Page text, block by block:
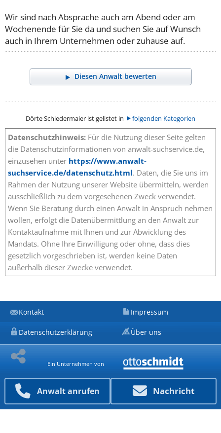
Anwalt anrufen Nachricht
Wir sind nach Absprache auch am Abend oder am
Wochenende für Sie da und suchen Sie auf Wunsch
auch in Ihrem Unternehmen oder zuhause auf.
Diesen Anwalt bewerten
Dörte Schiedermaier ist gelistet in folgenden Kategorien
Datenschutzhinweis: Für die Nutzung dieser Seite gelten
die Datenschutzinformationen von anwalt-suchservice.de,
einzusehen unter https://www.anwalt-
suchservice.de/datenschutz.html. Daten, die Sie uns im
Rahmen der Nutzung unserer Website übermitteln, werden
ausschließlich zu dem vorgesehenen Zweck verwendet.
Wenn Sie Beratung durch einen Anwalt in Anspruch nehmen
wollen, erfolgt die Datenübermittlung an den Anwalt zur
Kontaktaufnahme mit Ihnen und zur Abwicklung des
Mandats. Ohne Ihre Einwilligung oder ohne, dass dies
gesetzlich vorgeschrieben ist, werden keine Daten
außerhalb dieser Zwecke verwendet.
Kontakt Impressum
Datenschutzerklärung Über uns
Ein Unternehmen von